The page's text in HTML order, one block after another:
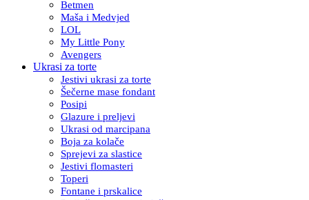
Betmen
Maša i Medvjed
LOL
My Little Pony
Avengers
Ukrasi za torte
Jestivi ukrasi za torte
Šečerne mase fondant
Posipi
Glazure i preljevi
Ukrasi od marcipana
Boja za kolače
Sprejevi za slastice
Jestivi flomasteri
Toperi
Fontane i prskalice